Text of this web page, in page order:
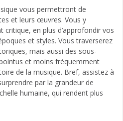
vous permettront de
et leurs œuvres. Vous y
en plus d’approfondir vos
et styles. Vous traverserez
mais aussi des sous-
et moins fréquemment
de la musique. Bref, assistez à
par la grandeur de
humaine, qui rendent plus